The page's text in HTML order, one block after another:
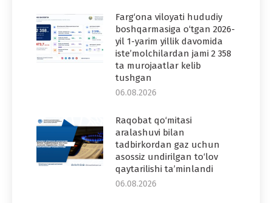
Farg‘ona viloyati hududiy
boshqarmasiga o‘tgan 2026-
yil 1-yarim yillik davomida
iste’molchilardan jami 2 358
ta murojaatlar kelib
tushgan
06.08.2026
Raqobat qo‘mitasi
aralashuvi bilan
tadbirkordan gaz uchun
asossiz undirilgan to‘lov
qaytarilishi ta’minlandi
06.08.2026